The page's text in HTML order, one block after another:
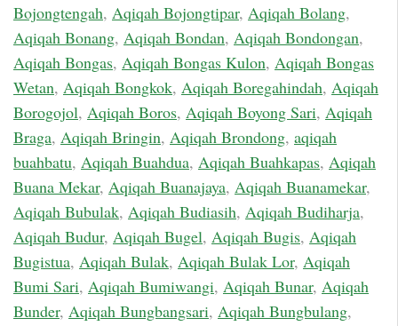
Bojongtengah, Aqiqah Bojongtipar, Aqiqah Bolang,
Aqiqah Bonang, Aqiqah Bondan, Aqiqah Bondongan,
Aqiqah Bongas, Aqiqah Bongas Kulon, Aqiqah Bongas
Wetan, Aqiqah Bongkok, Aqiqah Boregahindah, Aqiqah
Borogojol, Aqiqah Boros, Aqiqah Boyong Sari, Aqiqah
Braga, Aqiqah Bringin, Aqiqah Brondong, aqiqah
buahbatu, Aqiqah Buahdua, Aqiqah Buahkapas, Aqiqah
Buana Mekar, Aqiqah Buanajaya, Aqiqah Buanamekar,
Aqiqah Bubulak, Aqiqah Budiasih, Aqiqah Budiharja,
Aqiqah Budur, Aqiqah Bugel, Aqiqah Bugis, Aqiqah
Bugistua, Aqiqah Bulak, Aqiqah Bulak Lor, Aqiqah
Bumi Sari, Aqiqah Bumiwangi, Aqiqah Bunar, Aqiqah
Bunder, Aqiqah Bungbangsari, Aqiqah Bungbulang,